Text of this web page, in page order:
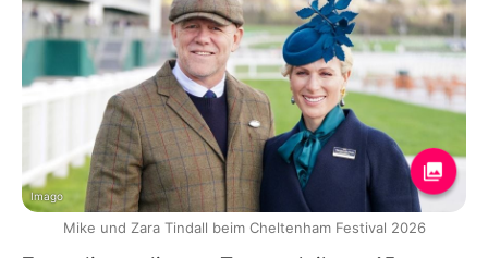
Imago
Mike und Zara Tindall beim Cheltenham Festival 2026